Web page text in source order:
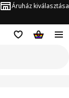
Áruház kiválasztása
Bejelentkezés
Bevásárlólista
Kosár